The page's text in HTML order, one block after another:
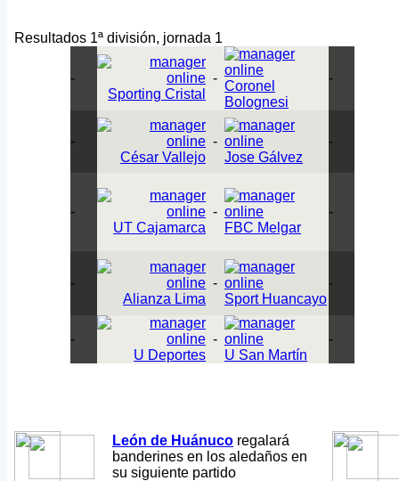
Resultados 1ª división, jornada 1
-
Sporting Cristal
-
Coronel
Bolognesi
-
-
César Vallejo
-
Jose Gálvez
-
-
UT Cajamarca
-
FBC Melgar
-
-
Alianza Lima
-
Sport Huancayo
-
-
U Deportes
-
U San Martín
-
León de Huánuco regalará
banderines en los aledaños en
su siguiente partido